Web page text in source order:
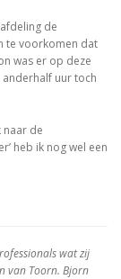
de
te voorkomen dat
was er op deze
uur toch
de
heb ik nog wel een
wat zij
van Toorn. Bjorn